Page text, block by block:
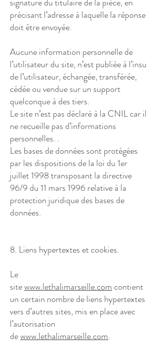
précisant l’adresse à laquelle la réponse
doit être envoyée.
Aucune information personnelle de
l’utilisateur du site, n’est publiée à l’insu
de l’utilisateur, échangée, transférée,
cédée ou vendue sur un support
quelconque à des tiers.
Le site n’est pas déclaré à la CNIL car il
ne recueille pas d’informations
personnelles. .
Les bases de données sont protégées
par les dispositions de la loi du 1er
juillet 1998 transposant la directive
96/9 du 11 mars 1996 relative à la
protection juridique des bases de
données.
8. Liens hypertextes et cookies.
Le
sitewww.lethalimarseille.comcontient
un certain nombre de liens hypertextes
vers d’autres sites, mis en place avec
l’autorisation
dewww.lethalimarseille.com.